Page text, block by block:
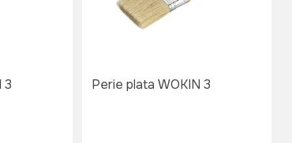
3 Perie plata WOKIN 3